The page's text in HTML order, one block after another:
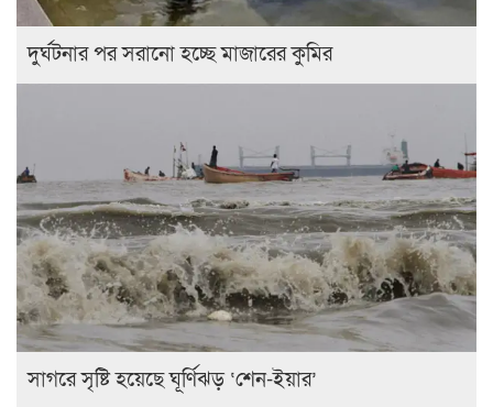
দুর্ঘটনার পর সরানো হচ্ছে মাজারের কুমির
সাগরে সৃষ্টি হয়েছে ঘূর্ণিঝড় ‘শেন-ইয়ার’